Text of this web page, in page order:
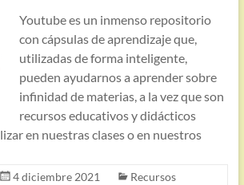
Youtube es un inmenso repositorio
con cápsulas de aprendizaje que,
utilizadas de forma inteligente,
pueden ayudarnos a aprender sobre
infinidad de materias, a la vez que son
recursos educativos y didácticos
en nuestras clases o en nuestros
4 diciembre 2021
Recursos